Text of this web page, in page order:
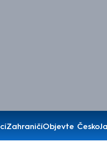
ZahraničíObjevte Česko